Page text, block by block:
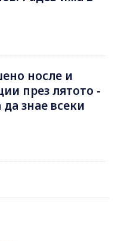
носле и
през лятотo -
знае всеки